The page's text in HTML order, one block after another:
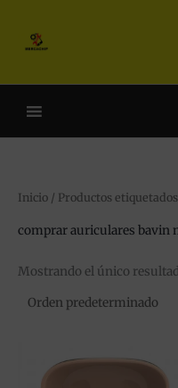
contenido
Inicio / Productos
comprar auriculares bavin
Mostrando el único